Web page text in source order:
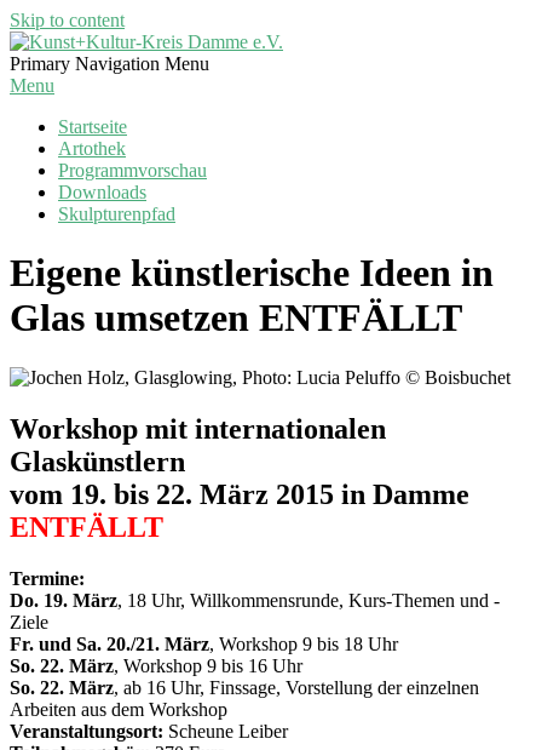
Skip to content
Kunst+Kultur-
Kreis
Primary Navigation Menu
Menu
Startseite
Artothek
Programmvorschau
Downloads
Skulpturenpfad
Eigene künstlerische Ideen in
Glas umsetzen ENTFÄLLT
Workshop mit internationalen
Glaskünstlern
vom 19. bis 22. März 2015 in Damme
ENTFÄLLT
Termine:
Do. 19. März, 18 Uhr, Willkommensrunde, Kurs-Themen und -
Ziele
Fr. und Sa. 20./21. März, Workshop 9 bis 18 Uhr
So. 22. März, Workshop 9 bis 16 Uhr
So. 22. März, ab 16 Uhr, Finssage, Vorstellung der einzelnen
Arbeiten aus dem Workshop
Veranstaltungsort: Scheune Leiber